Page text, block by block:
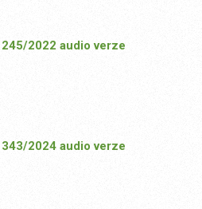
2022 audio verze
2024 audio verze